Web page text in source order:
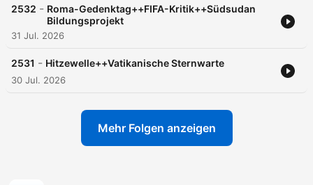
2532 - Roma-Gedenktag++FIFA-Kritik++Südsudan
Bildungsprojekt
31 Jul. 2026
2531 - Hitzewelle++Vatikanische Sternwarte
30 Jul. 2026
Mehr Folgen anzeigen